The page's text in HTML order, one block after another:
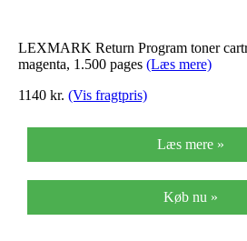
LEXMARK Return Program toner
magenta, 1.500 pages (Læs mere)
1140 kr. (Vis fragtpris)
Læs mere »
Køb nu »